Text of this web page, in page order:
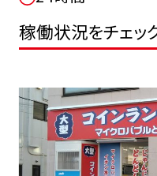
稼働状況をチェッ